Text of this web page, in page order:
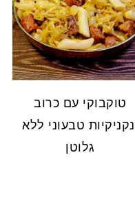
טוקבוקי עם כרוב
טבעוני ללא
גלוטן